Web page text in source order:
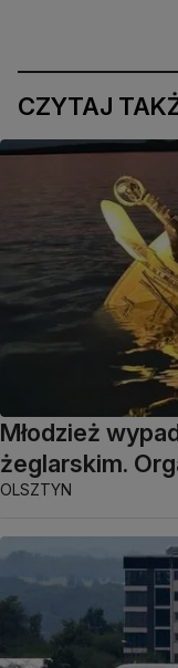
CZYTAJ
Młodzież
żeglarskim.
OLSZTYN